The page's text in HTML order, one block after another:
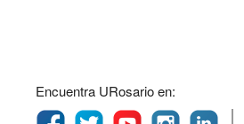
Encuentra URosario en: